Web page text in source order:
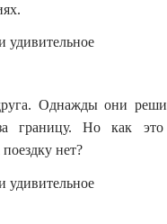
Однажды они
границу. Но как
нет?